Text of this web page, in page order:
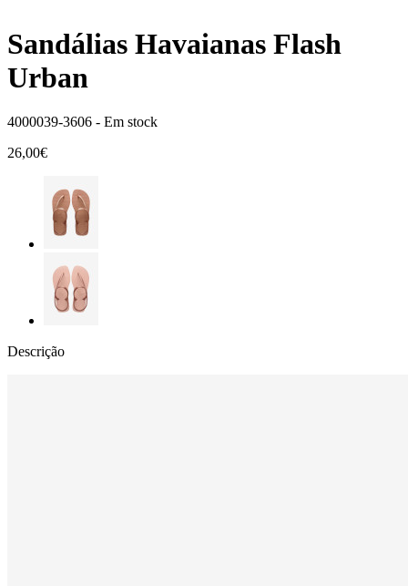
Sandálias Havaianas Flash
Urban
4000039-3606 - Em stock
26,00€
Descrição